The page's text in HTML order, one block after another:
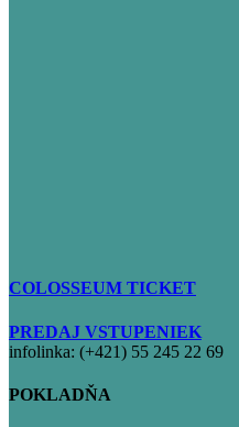
COLOSSEUM TICKET
PREDAJ VSTUPENIEK
infolinka: (+421) 55 245 22 69
POKLADŇA